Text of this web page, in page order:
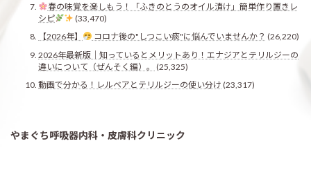
春の味覚を楽しもう！「ふきのとうのオイル漬け」簡単作り置きレ
シピ
(33,470)
【2026年】
コロナ後の"しつこい痰"に悩んでいませんか？ (26,220)
2026年最新版｜知っているとメリットあり！エナジアとテリルジーの
違いについて（ぜんそく編）。
(25,325)
動画で分かる！レルベアとテリルジーの使い分け (23,317)
やまぐち呼吸器内科・皮膚科クリニック